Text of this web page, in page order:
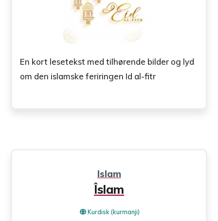
En kort lesetekst med tilhørende bilder og lyd
om den islamske feriringen Id al-fitr
Islam
Îslam
Kurdisk (kurmanji)